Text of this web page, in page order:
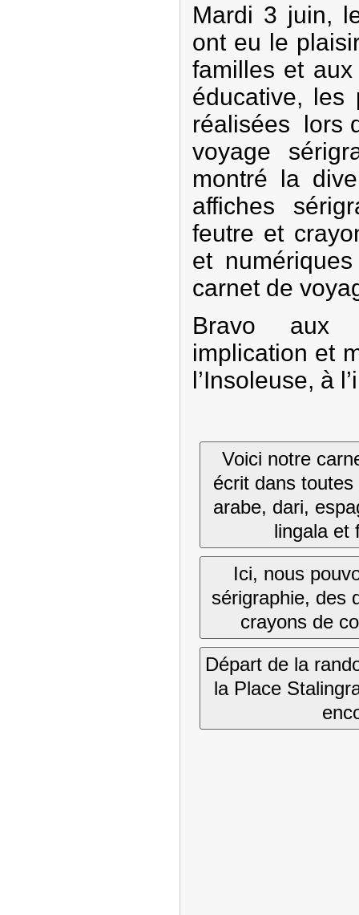
Mardi 3 juin,
ont eu le
familles et aux
éducative, les
réalisées lors
voyage
montré la
affiches
feutre et
et
carnet de
Bravo aux
implication et
l’Insoleuse, à
Voici notre
écrit dans
arabe, dari,
lingala et
Ici, nous
sérigraphie, des
crayons de
Départ de la
la Place